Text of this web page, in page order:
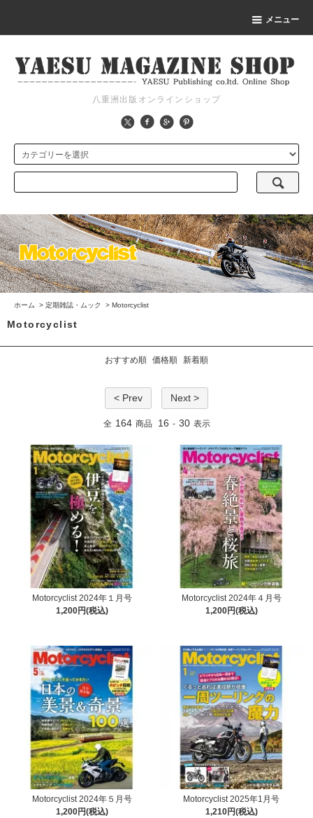
メニュー
八重洲出版オンラインショップ
ホーム > 定期雑誌・ムック > Motorcyclist
Motorcyclist
おすすめ順 価格順 新着順
< Prev Next >
全 164 商品 16 - 30 表示
Motorcyclist 2024年１月号
1,200円(税込)
Motorcyclist 2024年４月号
1,200円(税込)
Motorcyclist 2024年５月号
1,200円(税込)
Motorcyclist 2025年1月号
1,210円(税込)